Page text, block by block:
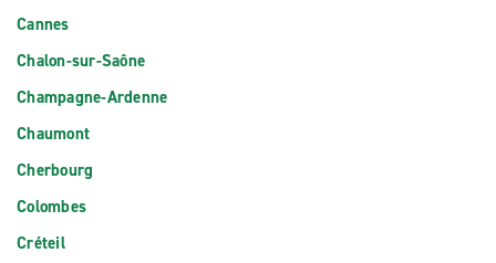
Cannes
Chalon-sur-Saône
Champagne-Ardenne
Chaumont
Cherbourg
Colombes
Créteil